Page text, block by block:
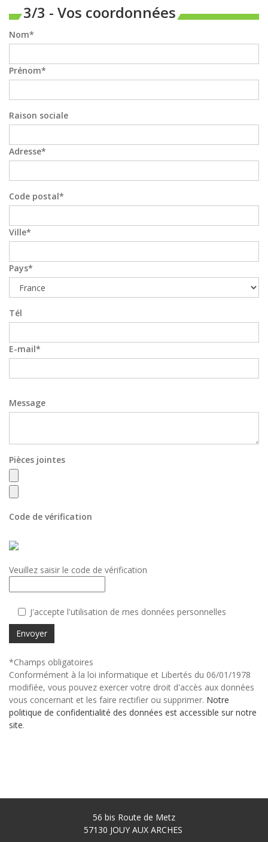
3/3 - Vos coordonnées
Nom
Prénom
Raison sociale
Adresse
Code postal
Ville
Pays
Tél
E-mail
Message
Pièces jointes
Code de vérification
Veuillez saisir le code de vérification
J'accepte l'utilisation de mes données personnelles
Envoyer
*Champs obligatoires
Conformément à la loi informatique et Libertés du 06/01/1978
modifiée, vous pouvez exercer votre droit d'accès aux données
vous concernant et les faire rectifier ou supprimer. Notre
politique de confidentialité des données est accessible sur notre
site.
56 bis Route de Metz
57130 JOUY AUX ARCHES